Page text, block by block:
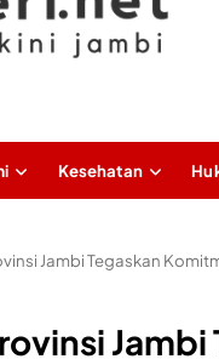
Kesehatan
Jambi Tegaskan
Jambi